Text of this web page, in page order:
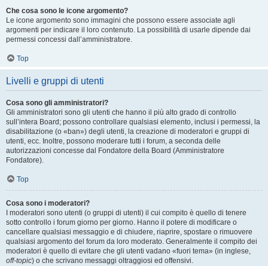
Che cosa sono le icone argomento?
Le icone argomento sono immagini che possono essere associate agli
argomenti per indicare il loro contenuto. La possibilità di usarle dipende dai
permessi concessi dall’amministratore.
Top
Livelli e gruppi di utenti
Cosa sono gli amministratori?
Gli amministratori sono gli utenti che hanno il più alto grado di controllo
sull’intera Board; possono controllare qualsiasi elemento, inclusi i permessi, la
disabilitazione (o «ban») degli utenti, la creazione di moderatori e gruppi di
utenti, ecc. Inoltre, possono moderare tutti i forum, a seconda delle
autorizzazioni concesse dal Fondatore della Board (Amministratore
Fondatore).
Top
Cosa sono i moderatori?
I moderatori sono utenti (o gruppi di utenti) il cui compito è quello di tenere
sotto controllo i forum giorno per giorno. Hanno il potere di modificare o
cancellare qualsiasi messaggio e di chiudere, riaprire, spostare o rimuovere
qualsiasi argomento del forum da loro moderato. Generalmente il compito dei
moderatori è quello di evitare che gli utenti vadano «fuori tema» (in inglese,
off-topic) o che scrivano messaggi oltraggiosi ed offensivi.